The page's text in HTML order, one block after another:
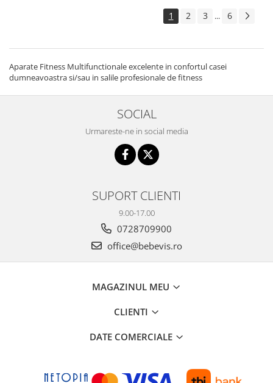
1 2 3 ... 6
Aparate Fitness Multifunctionale excelente in confortul casei
dumneavoastra si/sau in salile profesionale de fitness
SOCIAL
Urmareste-ne in social media
SUPORT CLIENTI
9.00-17.00
0728709900
office@bebevis.ro
MAGAZINUL MEU
CLIENTI
DATE COMERCIALE